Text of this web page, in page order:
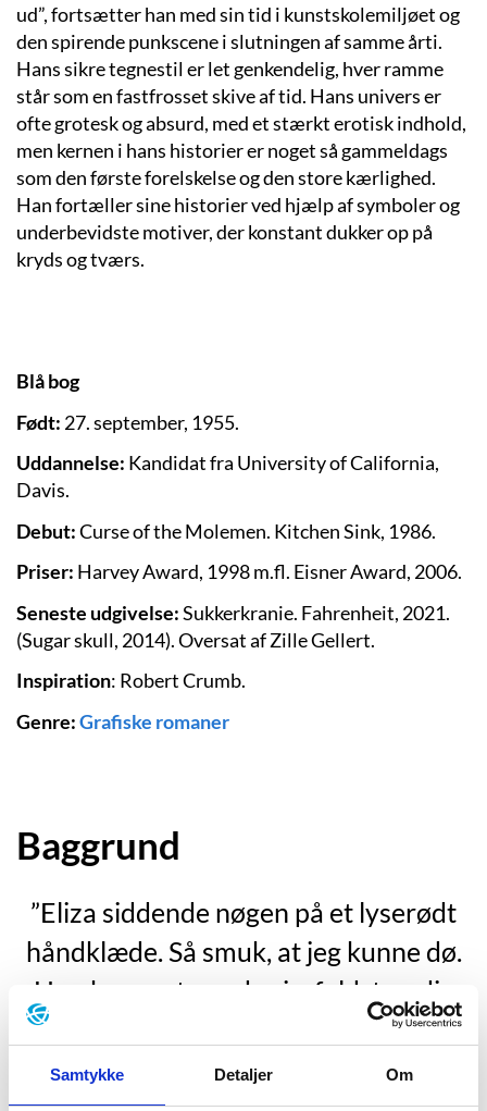
Samtykke Detaljer Om
ud”, fortsætter han med sin tid i kunstskolemiljøet og
den spirende punkscene i slutningen af samme årti.
Hans sikre tegnestil er let genkendelig, hver ramme
står som en fastfrosset skive af tid. Hans univers er
ofte grotesk og absurd, med et stærkt erotisk indhold,
men kernen i hans historier er noget så gammeldags
som den første forelskelse og den store kærlighed.
Han fortæller sine historier ved hjælp af symboler og
underbevidste motiver, der konstant dukker op på
kryds og tværs.
Blå bog
Født: 27. september, 1955.
Uddannelse: Kandidat fra University of California,
Davis.
Debut:Curse of the Molemen. Kitchen Sink, 1986.
Priser: Harvey Award, 1998 m.fl. Eisner Award, 2006.
Seneste udgivelse:Sukkerkranie. Fahrenheit, 2021.
(Sugar skull, 2014). Oversat af Zille Gellert.
Inspiration: Robert Crumb.
Genre:Grafiske romaner
Baggrund
”Eliza siddende nøgen på et lyserødt
håndklæde. Så smuk, at jeg kunne dø.
Hun koncentrerede sig, fuldstændig
fokuseret på sin tegneblok, men nåh,
Gud … hendes hale. Hendes nuttede